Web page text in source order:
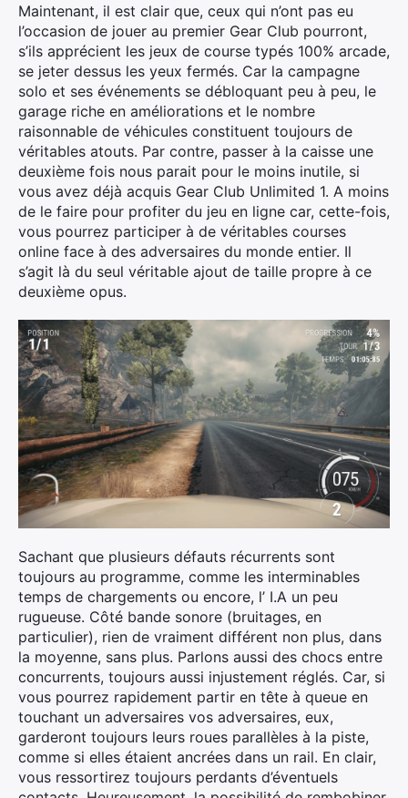
Maintenant, il est clair que, ceux qui n’ont pas eu
l’occasion de jouer au premier Gear Club pourront,
s’ils apprécient les jeux de course typés 100% arcade,
se jeter dessus les yeux fermés. Car la campagne
solo et ses événements se débloquant peu à peu, le
garage riche en améliorations et le nombre
raisonnable de véhicules constituent toujours de
véritables atouts. Par contre, passer à la caisse une
deuxième fois nous parait pour le moins inutile, si
vous avez déjà acquis Gear Club Unlimited 1. A moins
de le faire pour profiter du jeu en ligne car, cette-fois,
vous pourrez participer à de véritables courses
online face à des adversaires du monde entier. Il
s’agit là du seul véritable ajout de taille propre à ce
deuxième opus.
Sachant que plusieurs défauts récurrents sont
toujours au programme, comme les interminables
temps de chargements ou encore, l’ I.A un peu
rugueuse. Côté bande sonore (bruitages, en
particulier), rien de vraiment différent non plus, dans
la moyenne, sans plus. Parlons aussi des chocs entre
concurrents, toujours aussi injustement réglés. Car, si
vous pourrez rapidement partir en tête à queue en
touchant un adversaires vos adversaires, eux,
garderont toujours leurs roues parallèles à la piste,
comme si elles étaient ancrées dans un rail. En clair,
vous ressortirez toujours perdants d’éventuels